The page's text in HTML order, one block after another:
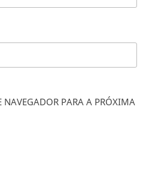
NAVEGADOR PARA A PRÓXIMA